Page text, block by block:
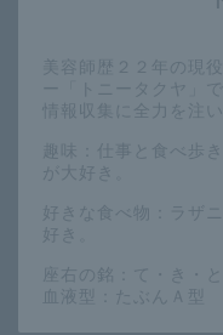
美容師歴２２年の現
ー「トニータクヤ」
情報収集に全力を注
趣味：仕事と食べ歩
が大好き。
好きな食べ物：ラザ
好き。
座右の銘：て・き・
血液型：たぶんＡ型